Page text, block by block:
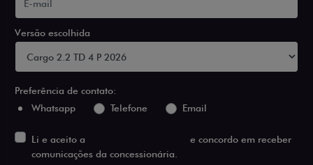
Versão escolhida
Preferência de contato:
Whatsapp
Telefone Email
Li e aceito a
e concordo em receber
comunicações da concessionária.